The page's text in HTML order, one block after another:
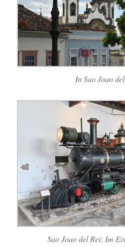
In Sao Joao
Sao Joao del Rei: Im